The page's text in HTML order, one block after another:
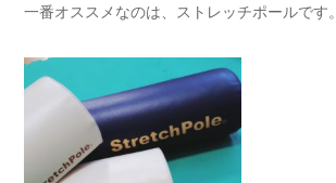
一番オススメなのは、ストレッチポールです。